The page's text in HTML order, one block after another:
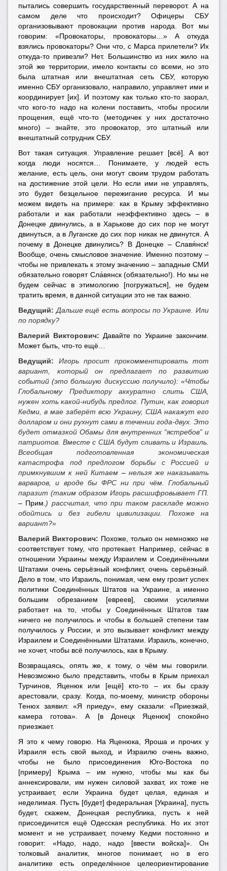
пытались совершить государственный переворот. А на
самом деле что происходит? Офицеры СБУ
организовывают провокации против народа. Вот мы
говорим: «Провокаторы, провокаторы…» А откуда
взялись провокаторы? Они что, с Марса прилетели? Их
откуда-то привезли? Нет. Большинство из них жило на
этой же территории, имело контакты со всеми, но это
была штатная или внештатная сеть СБУ, которую
именно СБУ организовало, направило, управляет ими и
координирует [их]. И поэтому как только кто-то заорал,
что кого-то надо на колени поставить, чтобы просили
прощения, ещё что-то (методичек у них достаточно
много) – знайте, это провокатор, это штатный или
внештатный сотрудник СБУ.
Вот такая ситуация. Управление решает [всё]. А вот
когда люди носятся… Понимаете, у людей есть
желание, есть цель, они могут своим трудом работать
на достижение этой цели. Но если ими не управлять,
это будет безцельное пережигание ресурса. И мы
можем видеть на примере: как в Крыму эффективно
работали и как работали неэффективно здесь – в
Донецке двинулись, а в Харькове до сих пор не могут
двинуться, а в Луганске до сих пор никак не двинутся. А
почему в Донецке двинулись? В Донецке – Славя́нск!
Вообще, очень смысловое значение. Именно поэтому –
чтобы не привлекать к этому значению – западные СМИ
обязательно говорят Сла́вянск (обязательно!). Но мы не
будем сейчас в этимологию [погружаться], не будем
тратить время, в данной ситуации это не так важно.
Ведущий: Дальше ещё есть вопросы по Украине. Или
по порядку?
Валерий Викторович: Давайте по Украине закончим.
Может быть, что-то ещё…
Ведущий:
Игорь просит прокомментировать тот
вариант, который он предлагает по развитию
событий (это большую дискуссию получило): «Чтобы
Глобальному Предиктору аккуратно слить США,
нужен хоть какой-нибудь предлог. Путин, как говорил
Кедми, в мае заберёт всю Украину, США накажут его
долларом и они рухнут сами в течении года-двух. Это
будет отмазкой Обамы для внутренних “ястребов” и
патриотов. Вместе с США будут сливать и Израиль.
Всеобщая подготовленная экономическая
катастрофа под предлогом борьбы с Россией и
примкнувшим к ней Китаем –нельзя же наказывать
варваров, и вроде бы ФРС ни при чём. Глобальный
паразит (таким образом Игорь расшифровывает ГП.
– Прим. ) рассчитал, что при таком раскладе можно
обойтись и без гибели цивилизации. Похоже на
вариант?»
Валерий Викторович: Похоже, только он немножко не
соответствует тому, что протекает. Например, сейчас в
отношении Украины между Израилем и Соединёнными
Штатами очень серьёзный конфликт, очень серьёзный.
Дело в том, что Израиль, понимая, чем ему грозит успех
политики Соединённых Штатов на Украине, а именно
большим обрезанием [евреев], своими усилиями
работает на то, чтобы у Соединённых Штатов там
ничего не получилось и чтобы в большей степени там
получилось у России, и это вызывает конфликт между
Израилем и Соединёнными Штатами. Израиль, конечно,
не хочет, чтобы всё получилось, как в Крыму.
Возвращаясь, опять же, к тому, о чём мы говорили.
Невозможно было представить, чтобы в Крым приехал
Турчинов, Яценюк или [ещё] кто-то – их бы сразу
арестовали, сразу. Когда, по-моему, министр обороны
Тенюх заявил: «Я приеду», ему сказали: «Приезжай,
камера готова». А [в Донецк Яценюк] спокойно
приезжает.
Я это к чему говорю. На Яценюка, Яроша и прочих у
Израиля есть свой выход, и Израилю очень важно,
чтобы не было присоединения Юго-Востока по
[примеру] Крыма – им нужно, чтобы мы как бы
аннексировали, им нужен силовой захват, их тоже не
устраивает, если Украина будет целая, единая и
неделимая. Пусть [будет] федеральная [Украина], пусть
будет, скажем, Донецкая республика, пусть к ней
присоединится ещё Одесская республика. Но их этот
момент и не устраивает, почему Кедми постоянно и
говорит: «Надо, надо, надо [ввести войска]». Он
толковый аналитик, многое понимает, но в его
аналитике есть определённое целеориентирование